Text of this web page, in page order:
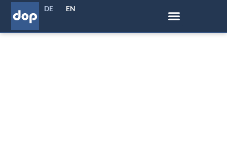
DE EN